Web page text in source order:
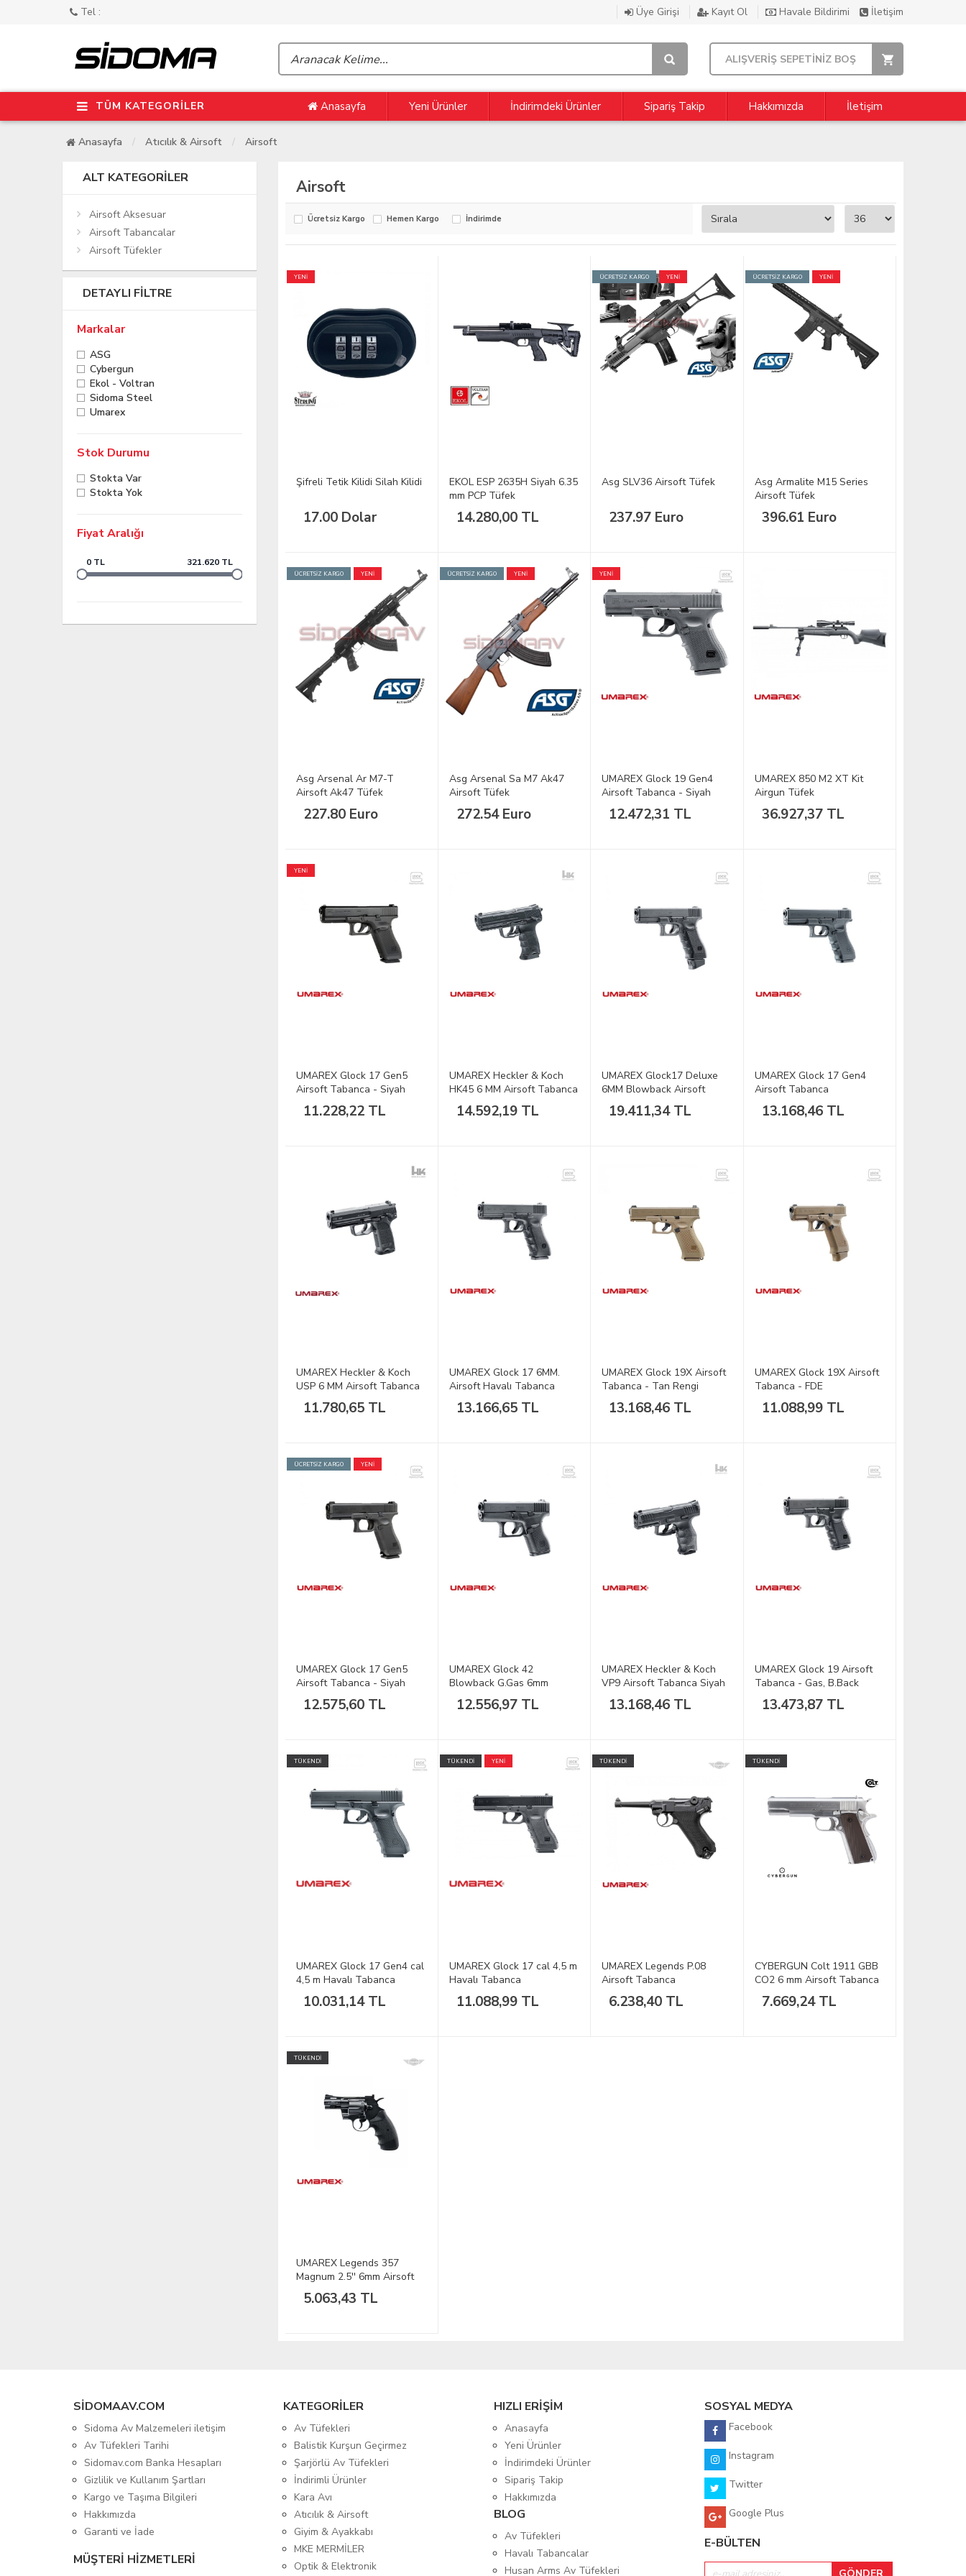
Tel : Üye Girişi Kayıt Ol Havale Bildirimi İletişim
ALIŞVERİŞ SEPETİNİZ BOŞ
TÜM KATEGORİLER Anasayfa Yeni Ürünler İndirimdeki Ürünler Sipariş Takip Hakkımızda İletişim
Anasayfa Atıcılık & Airsoft Airsoft
ALT KATEGORILER
Airsoft Aksesuar
Airsoft Tabancalar
Airsoft Tüfekler
DETAYLI FILTRE
Markalar
ASG
Cybergun
Ekol - Voltran
Sidoma Steel
Umarex
Stok Durumu
Stokta Var
Stokta Yok
Fiyat Aralığı
0 TL 321.620 TL
Airsoft
Ücretsiz Kargo Hemen Kargo İndirimde
YENİ
Şifreli Tetik Kilidi Silah Kilidi
17.00 Dolar
EKOL ESP 2635H Siyah 6.35
mm PCP Tüfek
14.280,00 TL
ÜCRETSİZ KARGO YENİ
Asg SLV36 Airsoft Tüfek
237.97 Euro
ÜCRETSİZ KARGO YENİ
Asg Armalite M15 Series
Airsoft Tüfek
396.61 Euro
ÜCRETSİZ KARGO YENİ
Asg Arsenal Ar M7-T
Airsoft Ak47 Tüfek
227.80 Euro
ÜCRETSİZ KARGO YENİ
Asg Arsenal Sa M7 Ak47
Airsoft Tüfek
272.54 Euro
YENİ
UMAREX Glock 19 Gen4
Airsoft Tabanca - Siyah
12.472,31 TL
UMAREX 850 M2 XT Kit
Airgun Tüfek
36.927,37 TL
YENİ
UMAREX Glock 17 Gen5
Airsoft Tabanca - Siyah
11.228,22 TL
UMAREX Heckler & Koch
HK45 6 MM Airsoft Tabanca
14.592,19 TL
UMAREX Glock17 Deluxe
6MM Blowback Airsoft
Tabanca
19.411,34 TL
UMAREX Glock 17 Gen4
Airsoft Tabanca
13.168,46 TL
UMAREX Heckler & Koch
USP 6 MM Airsoft Tabanca
11.780,65 TL
UMAREX Glock 17 6MM.
Airsoft Havalı Tabanca
13.166,65 TL
UMAREX Glock 19X Airsoft
Tabanca - Tan Rengi
13.168,46 TL
UMAREX Glock 19X Airsoft
Tabanca - FDE
11.088,99 TL
ÜCRETSİZ KARGO YENİ
UMAREX Glock 17 Gen5
Airsoft Tabanca - Siyah
12.575,60 TL
UMAREX Glock 42
Blowback G.Gas 6mm
Airsoft Tabanca
12.556,97 TL
UMAREX Heckler & Koch
VP9 Airsoft Tabanca Siyah
13.168,46 TL
UMAREX Glock 19 Airsoft
Tabanca - Gas, B.Back
13.473,87 TL
TÜKENDİ
UMAREX Glock 17 Gen4 cal
4,5 m Havalı Tabanca
10.031,14 TL
TÜKENDİ YENİ
UMAREX Glock 17 cal 4,5 m
Havalı Tabanca
11.088,99 TL
TÜKENDİ
UMAREX Legends P.08
Airsoft Tabanca
6.238,40 TL
TÜKENDİ
CYBERGUN Colt 1911 GBB
CO2 6 mm Airsoft Tabanca
7.669,24 TL
TÜKENDİ
UMAREX Legends 357
Magnum 2.5'' 6mm Airsoft
Tabanca
5.063,43 TL
SIDOMAAV.COM
Sidoma Av Malzemeleri iletişim
Av Tüfekleri Tarihi
Sidomav.com Banka Hesapları
Gizlilik ve Kullanım Şartları
Kargo ve Taşıma Bilgileri
Hakkımızda
Garanti ve İade
MÜŞTERİ HİZMETLERİ
KATEGORİLER
Av Tüfekleri
Balistik Kurşun Geçirmez
Şarjörlü Av Tüfekleri
İndirimli Ürünler
Kara Avı
Atıcılık & Airsoft
Giyim & Ayakkabı
MKE MERMİLER
Optik & Elektronik
HIZLI ERİŞİM
Anasayfa
Yeni Ürünler
İndirimdeki Ürünler
Sipariş Takip
Hakkımızda
BLOG
Av Tüfekleri
Havalı Tabancalar
Husan Arms Av Tüfekleri
SOSYAL MEDYA
Facebook
Instagram
Twitter
Google Plus
E-BÜLTEN